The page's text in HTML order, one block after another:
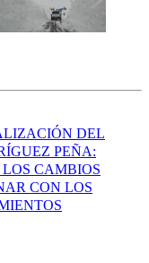
DEL
PEÑA:
CAMBIOS
CON LOS